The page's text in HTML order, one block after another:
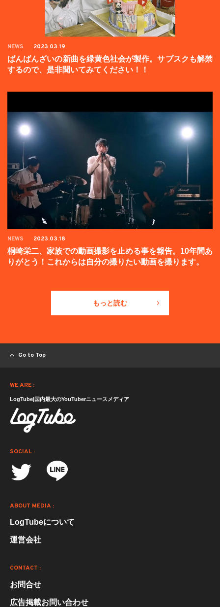
NEWS 2023.03.19
ばんばんざいの新曲を緑黄色社会が製作。サブスクも解禁
するので、是非聞いてみてください！！
NEWS 2023.03.18
桐崎栄二、家族での動画撮影を止める事を報告。10年間あ
りがとう！これからは自分の撮りたい動画を撮ります。
もっと読む
Go to Top
WE ARE :
LogTube|国内最大のYouTuberニュースメディア
SOCIAL :
ABOUT MEDIA :
LogTubeについて
運営会社
CONTACT :
お問合せ
広告掲載お問い合わせ